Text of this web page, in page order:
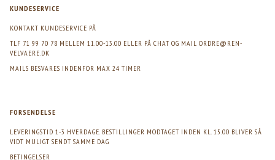
KUNDESERVICE
KONTAKT KUNDESERVICE PÅ
TLF 71 99 70 78 MELLEM 11.00-13.00 ELLER PÅ CHAT OG MAIL ORDRE@REN-
VELVAERE.DK
MAILS BESVARES INDENFOR MAX 24 TIMER
FORSENDELSE
LEVERINGSTID 1-3 HVERDAGE. BESTILLINGER MODTAGET INDEN KL. 15.00 BLIVER SÅ
VIDT MULIGT SENDT SAMME DAG
BETINGELSER